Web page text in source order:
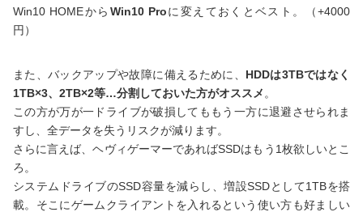
Win10 HOMEから Win10 Proに変えておくとベスト。（+4000
円）
また、バックアップや故障に備えるために、 HDDは3TBではなく
1TB×3、2TB×2等…分割しておいた方がオススメ 。
この方が万が一ドライブが破損してももう一方に退避させられま
すし、全データを失うリスクが減ります。
さらに言えば、ヘヴィゲーマーであればSSDはもう1枚欲しいとこ
ろ。
システムドライブのSSD容量を減らし、増設SSDとして1TBを搭
載。そこにゲームクライアントを入れるという使い方も好ましい